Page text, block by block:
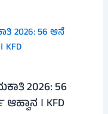
2026: 56
। KFD